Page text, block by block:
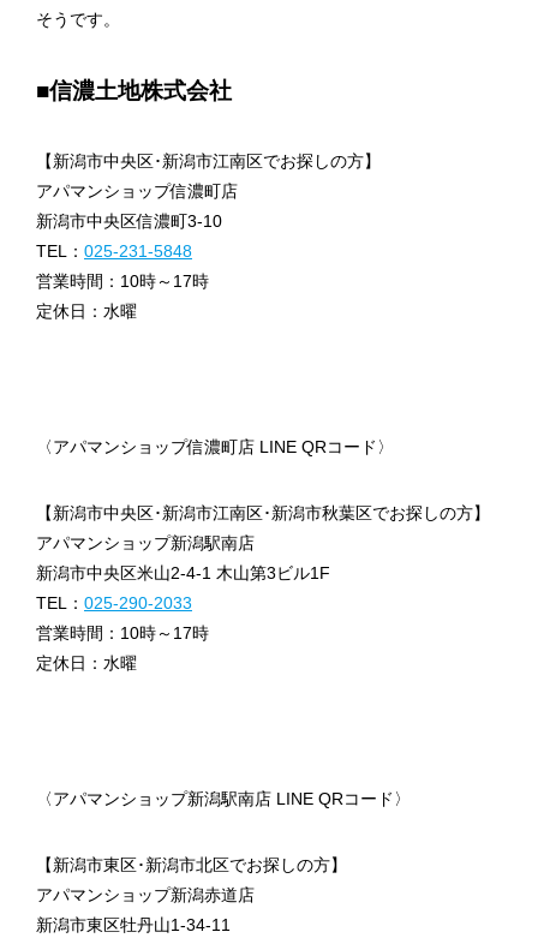
そうです。
■信濃土地株式会社
【新潟市中央区･新潟市江南区でお探しの方】
アパマンショップ信濃町店
新潟市中央区信濃町3-10
TEL： 025-231-5848
営業時間：10時～17時
定休日：水曜
〈アパマンショップ信濃町店 LINE QRコード〉
【新潟市中央区･新潟市江南区･新潟市秋葉区でお探しの方】
アパマンショップ新潟駅南店
新潟市中央区米山2-4-1 木山第3ビル1F
TEL： 025-290-2033
営業時間：10時～17時
定休日：水曜
〈アパマンショップ新潟駅南店 LINE QRコード〉
【新潟市東区･新潟市北区でお探しの方】
アパマンショップ新潟赤道店
新潟市東区牡丹山1-34-11